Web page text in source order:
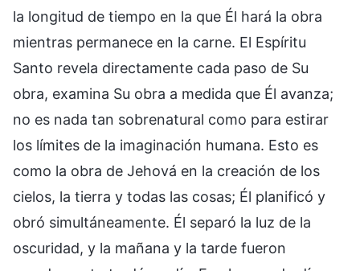
la longitud de tiempo en la que Él hará la obra
mientras permanece en la carne. El Espíritu
Santo revela directamente cada paso de Su
obra, examina Su obra a medida que Él avanza;
no es nada tan sobrenatural como para estirar
los límites de la imaginación humana. Esto es
como la obra de Jehová en la creación de los
cielos, la tierra y todas las cosas; Él planificó y
obró simultáneamente. Él separó la luz de la
oscuridad, y la mañana y la tarde fueron